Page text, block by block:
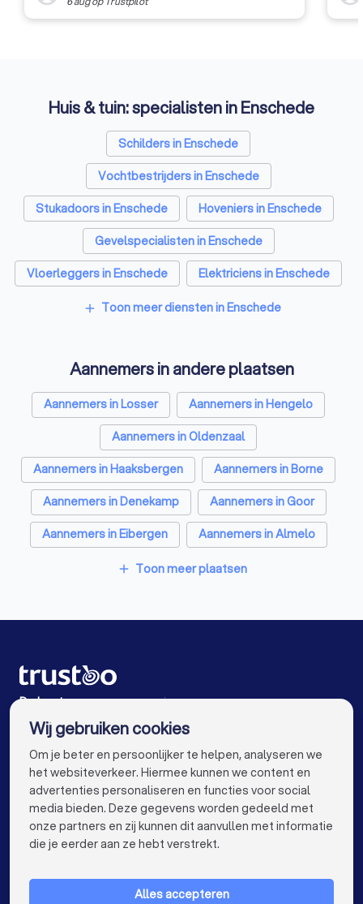
Huis & tuin: specialisten in Enschede
Schilders in Enschede
Vochtbestrijders in Enschede
Stukadoors in Enschede
Hoveniers in Enschede
Gevelspecialisten in Enschede
Vloerleggers in Enschede
Elektriciens in Enschede
Isolatiebedrijven in Enschede
Architecten in Enschede
Zonwering specialisten in Enschede
Badkamer installateurs in Enschede
Traprenovatie bedrijven in Enschede
Schoorsteenvegers in Enschede
Hekwerkspecialisten in Enschede
Interieurstylisten in Enschede
add Toon meer diensten in Enschede
Aannemers in andere plaatsen
Aannemers in Losser
Aannemers in Hengelo
Aannemers in Oldenzaal
Aannemers in Haaksbergen
Aannemers in Borne
Aannemers in Denekamp
Aannemers in Goor
Aannemers in Eibergen
Aannemers in Almelo
Aannemers in Rijssen
Aannemers in Amsterdam
Aannemers in Tilburg
Aannemers in Almere
Aannemers in Breda
Aannemers in Nijmegen
Aannemers in Arnhem
Aannemers in Amersfoort
Aannemers in Apeldoorn
Aannemers in Den Bosch
Aannemers in Maastricht
Aannemers in Leiden
Aannemers in Zoetermeer
add Toon meer plaatsen
De beste aannemers voor jou
VOOR PARTICULIEREN keyboard_arrow_down
Wij gebruiken cookies
Om je beter en persoonlijker te helpen, analyseren we
het websiteverkeer. Hiermee kunnen we content en
advertenties personaliseren en functies voor social
media bieden. Deze gegevens worden gedeeld met
onze partners en zij kunnen dit aanvullen met informatie
die je eerder aan ze hebt verstrekt.
Alles accepteren